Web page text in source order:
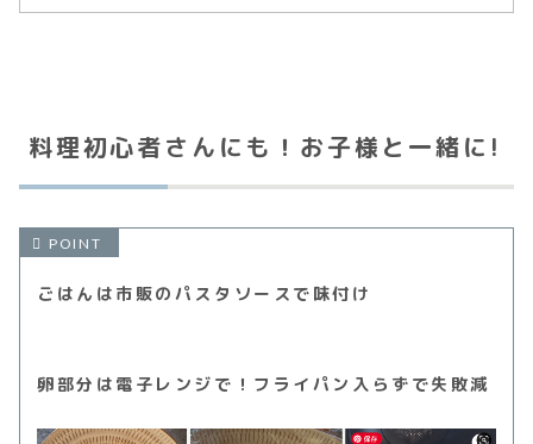
料理初心者さんにも！お子様と一緒に!
ごはんは市販のパスタソースで味付け
卵部分は電子レンジで！フライパン入らずで失敗減